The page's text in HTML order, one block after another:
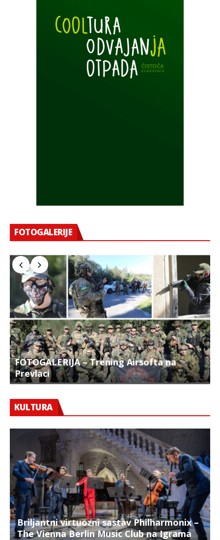
FOTOGALERIJE
FOTOGALERIJA – Trening Airsofta na
Prevlaci
KULTURA
Briljantni virtuozni sastav Philharmonix –
The Vienna Berlin Music Club na Igrama